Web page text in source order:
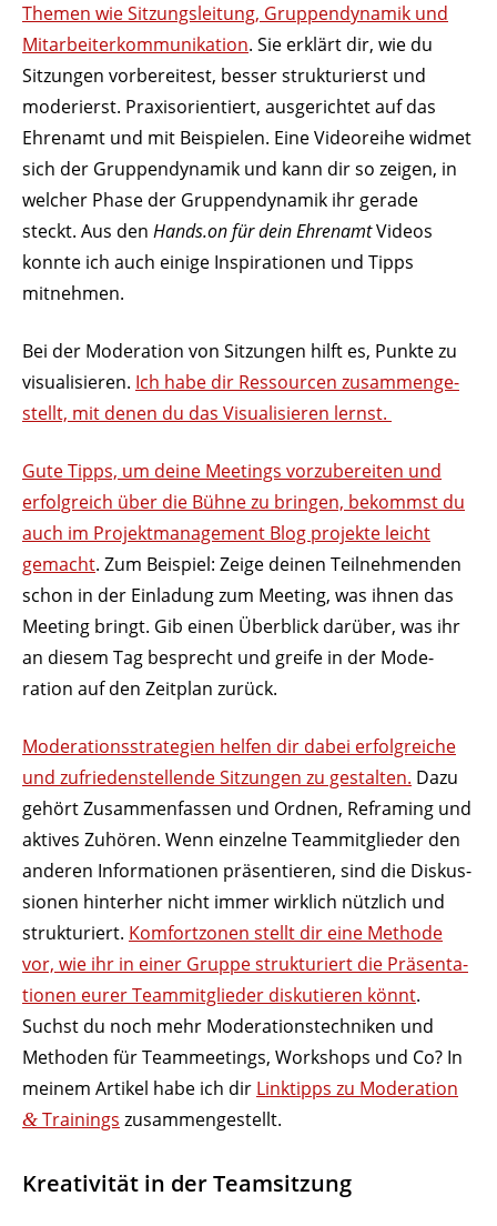
Themen wie Sitzungs­leitung, Grup­pen­dy­namik und
Mitar­bei­ter­kom­mu­ni­kation. Sie erklärt dir, wie du
Sitzungen vorbe­reitest, besser struk­tu­rierst und
mode­rierst. Praxis­ori­en­tiert, ausge­richtet auf das
Ehrenamt und mit Beispielen. Eine Vide­oreihe widmet
sich der Grup­pen­dy­namik und kann dir so zeigen, in
welcher Phase der Grup­pen­dy­namik ihr gerade
steckt. Aus den Hands.on für dein EhrenamtVideos
konnte ich auch einige Inspi­ra­tionen und Tipps
mitnehmen.
Bei der Mode­ration von Sitzungen hilft es, Punkte zu
visua­li­sieren. Ich habe dir Ressourcen zusam­men­ge­
stellt, mit denen du das Visua­li­sieren lernst.
Gute Tipps, um deine Meetings vorzu­be­reiten und
erfolg­reich über die Bühne zu bringen, bekommst du
auch im Projekt­ma­nagement Blog projekte leicht
gemacht. Zum Beispiel: Zeige deinen Teil­neh­menden
schon in der Einladung zum Meeting, was ihnen das
Meeting bringt. Gib einen Über­blick darüber, was ihr
an diesem Tag besprecht und greife in der Mode­
ration auf den Zeitplan zurück.
Mode­ra­ti­ons­stra­tegien helfen dir dabei erfolg­reiche
und zufrie­den­stel­lende Sitzungen zu gestalten. Dazu
gehört Zusam­men­fassen und Ordnen, Reframing und
aktives Zuhören. Wenn einzelne Team­mit­glieder den
anderen Infor­ma­tionen präsen­tieren, sind die Diskus­
sionen hinterher nicht immer wirklich nützlich und
struk­tu­riert. Komfort­zonen stellt dir eine Methode
vor, wie ihr in einer Gruppe struk­tu­riert die Präsen­ta­
tionen eurer Team­mit­glieder disku­tieren könnt.
Suchst du noch mehr Mode­ra­ti­ons­tech­niken und
Methoden für Team­mee­tings, Work­shops und Co? In
meinem Artikel habe ich dir Link­tipps zu Mode­ration
& Trai­nings zusammengestellt.
Krea­ti­vität in der Teamsitzung